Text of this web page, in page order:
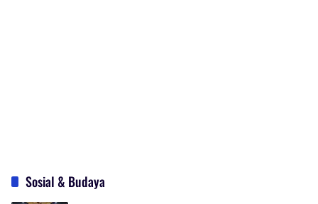
Sosial & Budaya